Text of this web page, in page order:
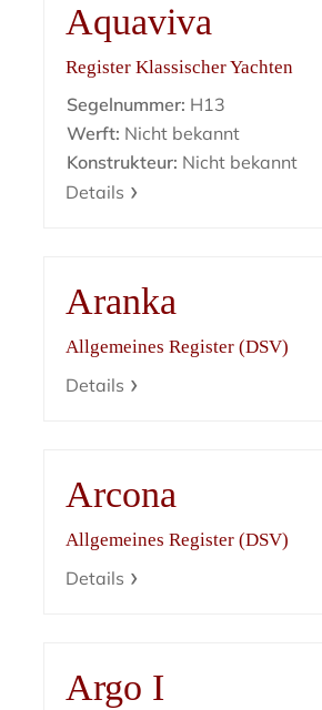
Aquaviva
Register Klassischer Yachten
Segelnummer: H13
Werft: Nicht bekannt
Konstrukteur: Nicht bekannt
Details
Aranka
Allgemeines Register (DSV)
Details
Arcona
Allgemeines Register (DSV)
Details
Argo I